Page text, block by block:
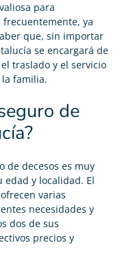
para
ya
que, sin importar
se encargará de
traslado y el servicio
familia.
de
de decesos es muy
y localidad. El
varias
necesidades y
dos de sus
precios y